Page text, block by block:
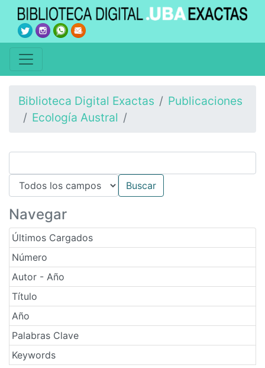
Biblioteca Digital Exactas
Publicaciones
Ecología Austral
Navegar
Últimos Cargados
Número
Autor - Año
Título
Año
Palabras Clave
Keywords